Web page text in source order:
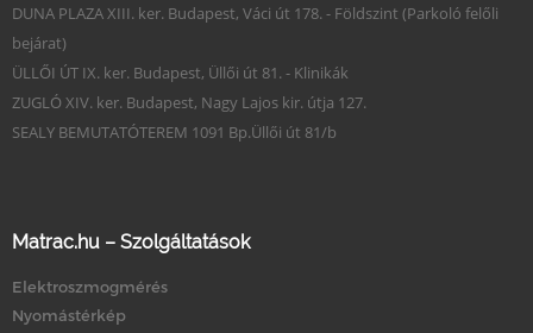
DUNA PLAZA XIII. ker. Budapest, Váci út 178. - Földszint (Parkoló felőli
bejárat)
ÜLLŐI ÚT IX. ker. Budapest, Üllői út 81. - Klinikák
ZUGLÓ XIV. ker. Budapest, Nagy Lajos kir. útja 127.
SEALY BEMUTATÓTEREM 1091 Bp.Üllői út 81/b
Matrac.hu – Szolgáltatások
Elektroszmogmérés
Nyomástérkép